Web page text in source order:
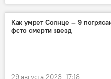
В мире
наука
Галактика
вселенная
Как умрет Солнце — 9
фото смерти звезд
29 августа 2023, 17:18